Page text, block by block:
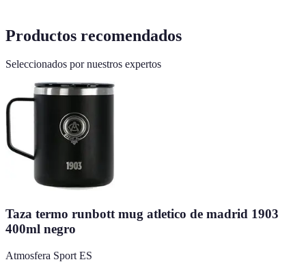
Productos recomendados
Seleccionados por nuestros expertos
Taza termo runbott mug atletico de madrid 1903
400ml negro
Atmosfera Sport ES